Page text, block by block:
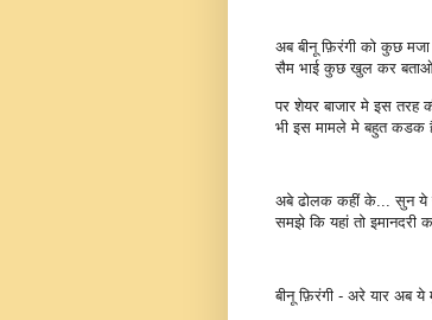
अब बीनू फ़िरंगी को कुछ
सैम भाई कुछ खुल कर बताओ
पर शेयर बाजार मे इस तरह
भी इस मामले मे बहुत कडक
अबे ढोलक कहीं के... सुन ये
समझे कि यहां तो इमानदरी
बीनू फ़िरंगी - अरे यार अब